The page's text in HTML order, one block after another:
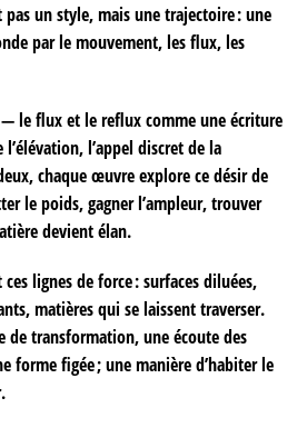
un style, mais une trajectoire : une
par le mouvement, les flux, les
— le flux et le reflux comme une écriture
l’appel discret de la
chaque œuvre explore ce désir de
le poids, gagner l’ampleur, trouver
devient élan.
lignes de force : surfaces diluées,
matières qui se laissent traverser.
de transformation, une écoute des
forme figée ; une manière d’habiter le